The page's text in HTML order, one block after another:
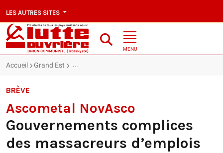
LES AUTRES SITES
MENU
Accueil Grand Est Ascometal NovAsco : Gouvernements complices
BRÈVE
Ascometal NovAsco
Gouvernements complices
des massacreurs d’emplois